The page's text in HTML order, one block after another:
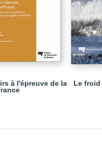
à l'épreuve de la
Le froid